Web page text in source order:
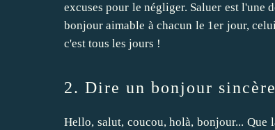
excuses pour le négliger. Saluer est l'une
bonjour aimable à chacun le 1er jour,
c'est tous les jours !
2. Dire un bonjour sincère
Hello, salut, coucou, holà, bonjour...